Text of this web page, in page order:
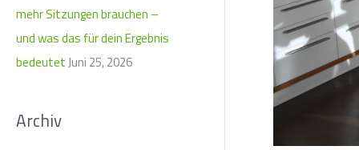
mehr Sitzungen brauchen –
und was das für dein Ergebnis
bedeutetJuni 25, 2026
Archiv